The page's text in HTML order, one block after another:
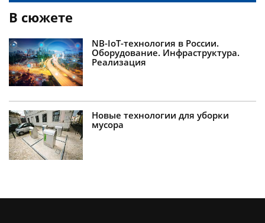
В сюжете
NB-IoT-технология в России.
Оборудование. Инфраструктура.
Реализация
Новые технологии для уборки
мусора